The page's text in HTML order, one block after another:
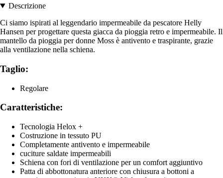
Descrizione
Ci siamo ispirati al leggendario impermeabile da pescatore Helly
Hansen per progettare questa giacca da pioggia retro e impermeabile. Il
mantello da pioggia per donne Moss è antivento e traspirante, grazie
alla ventilazione nella schiena.
Taglio:
Regolare
Caratteristiche:
Tecnologia Helox +
Costruzione in tessuto PU
Completamente antivento e impermeabile
cuciture saldate impermeabili
Schiena con fori di ventilazione per un comfort aggiuntivo
Patta di abbottonatura anteriore con chiusura a bottoni a